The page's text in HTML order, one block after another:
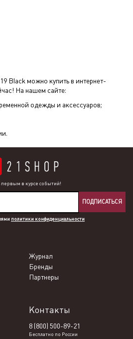
Black можно купить в интернет-
На нашем сайте:
одежды и аксессуаров;
в курсе событий!
ПОДПИСАТЬСЯ
политики конфиденциальности
Журнал
Бренды
Партнеры
Контакты
8 (800) 500-89-21
Бесплатно по России